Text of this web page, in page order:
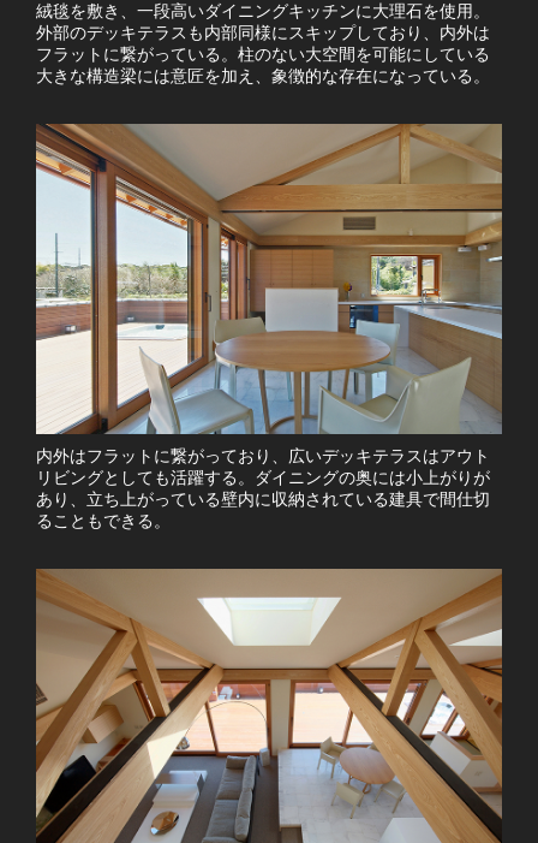
絨毯を敷き、一段高いダイニングキッチンに大理石を使用。
外部のデッキテラスも内部同様にスキップしており、内外は
フラットに繋がっている。柱のない大空間を可能にしている
大きな構造梁には意匠を加え、象徴的な存在になっている。
内外はフラットに繋がっており、広いデッキテラスはアウト
リビングとしても活躍する。ダイニングの奥には小上がりが
あり、立ち上がっている壁内に収納されている建具で間仕切
ることもできる。